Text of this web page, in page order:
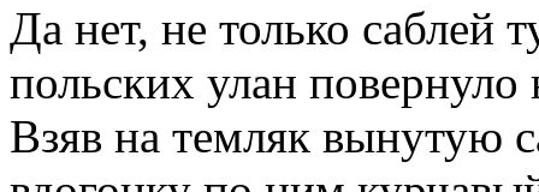
Да нет, не только саблей
польских улан
Взяв на темляк вынутую